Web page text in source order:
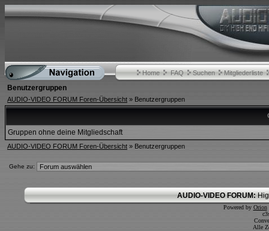
Home FAQ Suchen Mitgliederliste
Benutzergruppen
AUDIO-VIDEO FORUM Foren-Übersicht » Benutzergruppen
Gruppen ohne deine Mitgliedschaft
AUDIO-VIDEO FORUM Foren-Übersicht » Benutzergruppen
Gehe zu:
AUDIO-VIDEO FORUM:
Powered by Orion
Alle